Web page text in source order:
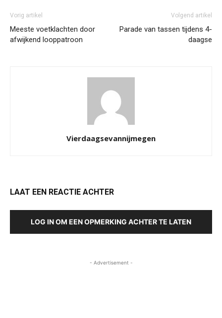
Vorig artikel
Meeste voetklachten door
afwijkend looppatroon
Volgend artikel
Parade van tassen tijdens 4-
daagse
Vierdaagsevannijmegen
LAAT EEN REACTIE ACHTER
LOG IN OM EEN OPMERKING ACHTER TE LATEN
- Advertisement -